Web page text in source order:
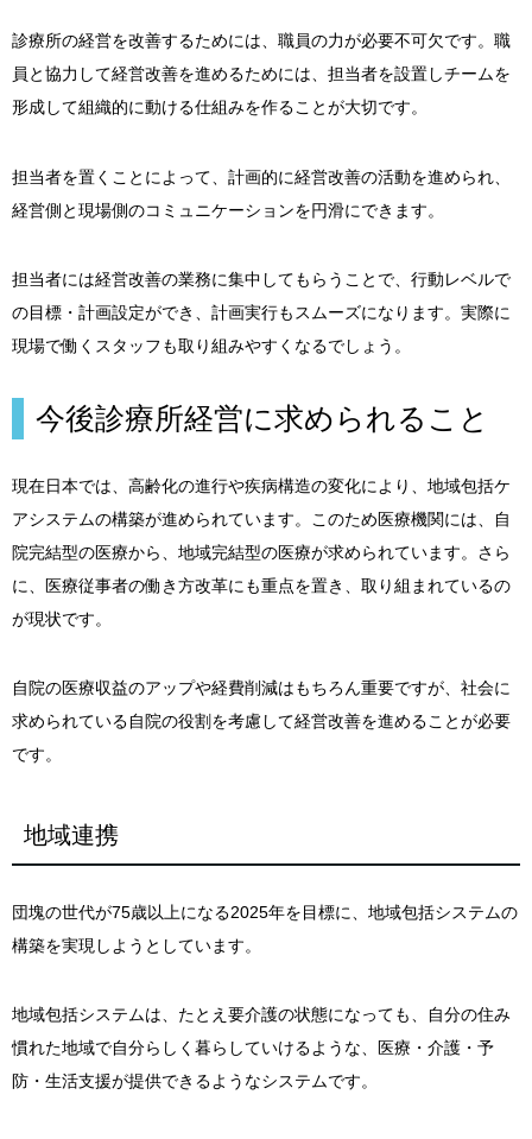
診療所の経営を改善するためには、職員の力が必要不可欠です。職
員と協力して経営改善を進めるためには、担当者を設置しチームを
形成して組織的に動ける仕組みを作ることが大切です。
担当者を置くことによって、計画的に経営改善の活動を進められ、
経営側と現場側のコミュニケーションを円滑にできます。
担当者には経営改善の業務に集中してもらうことで、行動レベルで
の目標・計画設定ができ、計画実行もスムーズになります。実際に
現場で働くスタッフも取り組みやすくなるでしょう。
今後診療所経営に求められること
現在日本では、高齢化の進行や疾病構造の変化により、地域包括ケ
アシステムの構築が進められています。このため医療機関には、自
院完結型の医療から、地域完結型の医療が求められています。さら
に、医療従事者の働き方改革にも重点を置き、取り組まれているの
が現状です。
自院の医療収益のアップや経費削減はもちろん重要ですが、社会に
求められている自院の役割を考慮して経営改善を進めることが必要
です。
地域連携
団塊の世代が75歳以上になる2025年を目標に、地域包括システムの
構築を実現しようとしています。
地域包括システムは、たとえ要介護の状態になっても、自分の住み
慣れた地域で自分らしく暮らしていけるような、医療・介護・予
防・生活支援が提供できるようなシステムです。